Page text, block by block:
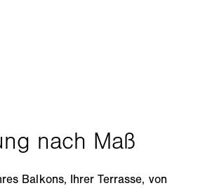
Balkons, Ihrer Terrasse, von